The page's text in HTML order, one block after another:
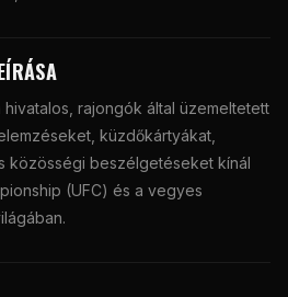
hivatalos, rajongók által üzemeltetett
küzdőkártyákat,
közösségi beszélgetéseket kínál
(UFC) és a vegyes